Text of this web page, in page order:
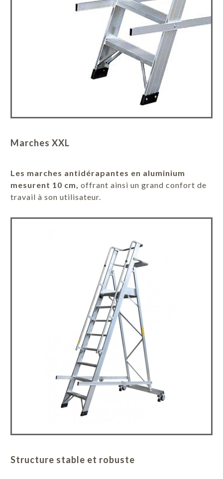
Marches XXL
Les marches antidérapantes en aluminium
mesurent 10 cm, offrant ainsi un grand confort de
travail à son utilisateur.
Structure stable et robuste